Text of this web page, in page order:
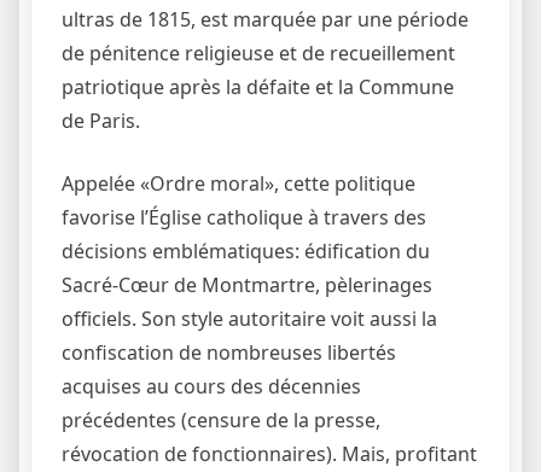
ultras de 1815, est marquée par une période
de pénitence religieuse et de recueillement
patriotique après la défaite et la Commune
de Paris.
Appelée «Ordre moral», cette politique
favorise l’Église catholique à travers des
décisions emblématiques: édification du
Sacré-Cœur de Montmartre, pèlerinages
officiels. Son style autoritaire voit aussi la
confiscation de nombreuses libertés
acquises au cours des décennies
précédentes (censure de la presse,
révocation de fonctionnaires). Mais, profitant